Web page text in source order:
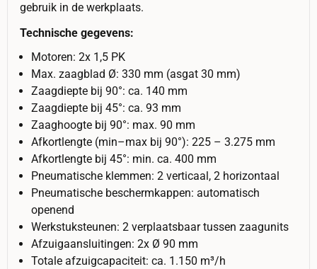
gebruik in de werkplaats.
Technische gegevens:
Motoren: 2x 1,5 PK
Max. zaagblad Ø: 330 mm (asgat 30 mm)
Zaagdiepte bij 90°: ca. 140 mm
Zaagdiepte bij 45°: ca. 93 mm
Zaaghoogte bij 90°: max. 90 mm
Afkortlengte (min–max bij 90°): 225 – 3.275 mm
Afkortlengte bij 45°: min. ca. 400 mm
Pneumatische klemmen: 2 verticaal, 2 horizontaal
Pneumatische beschermkappen: automatisch
openend
Werkstuksteunen: 2 verplaatsbaar tussen zaagunits
Afzuigaansluitingen: 2x Ø 90 mm
Totale afzuigcapaciteit: ca. 1.150 m³/h